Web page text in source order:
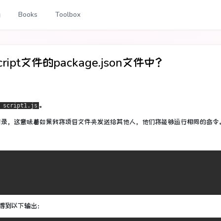
Books Toolbox
文件的package.json文件中？
script1.js 。
，这意味着如果我将项目文件夹发送给其他人，他们将能够运行相同的命令
到以下输出：